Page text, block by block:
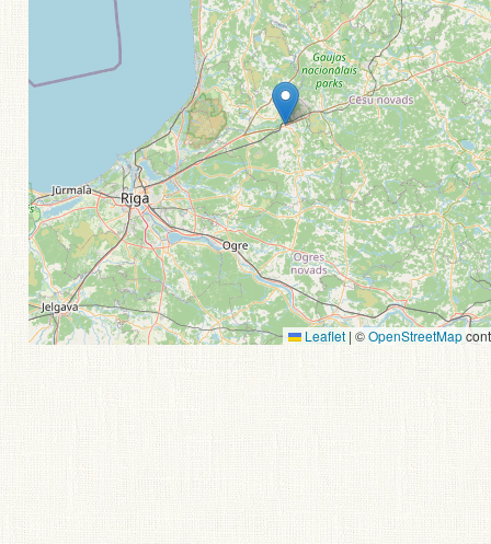
Leaflet | ©OpenStreetMap